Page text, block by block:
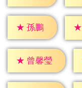
★ 孫鵬 ★
★ 曾馨瑩